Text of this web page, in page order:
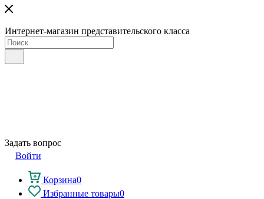
Интернет-магазин представительского класса
Задать вопрос
Войти
Корзина0
Избранные товары0